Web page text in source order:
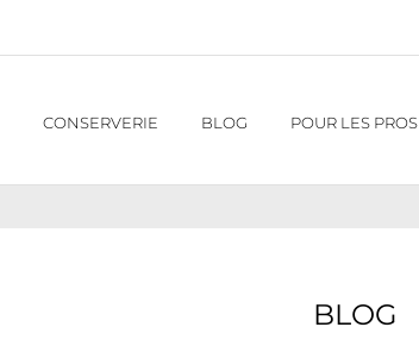
CONSERVERIE BLOG POUR LES PROS
BLOG